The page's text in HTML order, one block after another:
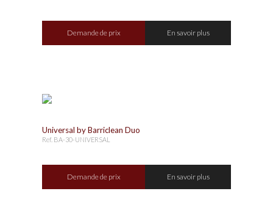
Demande de prix En savoir plus
Universal by Barriclean Duo
Ref. BA-30-UNIVERSAL
Demande de prix En savoir plus